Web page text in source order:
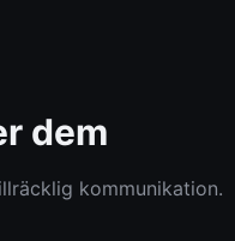
dem
kommunikation.